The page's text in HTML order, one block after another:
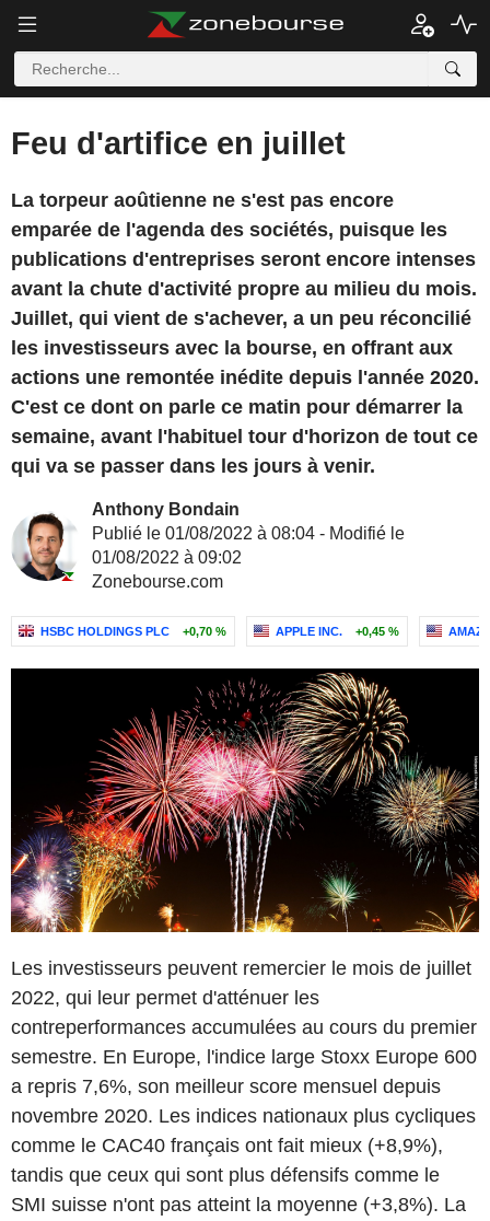
Feu d'artifice en juillet
La torpeur aoûtienne ne s'est pas encore
emparée de l'agenda des sociétés, puisque les
publications d'entreprises seront encore intenses
avant la chute d'activité propre au milieu du mois.
Juillet, qui vient de s'achever, a un peu réconcilié
les investisseurs avec la bourse, en offrant aux
actions une remontée inédite depuis l'année 2020.
C'est ce dont on parle ce matin pour démarrer la
semaine, avant l'habituel tour d'horizon de tout ce
qui va se passer dans les jours à venir.
Anthony Bondain
Publié le 01/08/2022 à 08:04 - Modifié le
01/08/2022 à 09:02
Zonebourse.com
HSBC HOLDINGS PLC +0,70 % APPLE INC. +0,45 %
Les investisseurs peuvent remercier le mois de juillet
2022, qui leur permet d'atténuer les
contreperformances accumulées au cours du premier
semestre. En Europe, l'indice large Stoxx Europe 600
a repris 7,6%, son meilleur score mensuel depuis
novembre 2020. Les indices nationaux plus cycliques
comme le CAC40 français ont fait mieux (+8,9%),
tandis que ceux qui sont plus défensifs comme le
SMI suisse n'ont pas atteint la moyenne (+3,8%). La